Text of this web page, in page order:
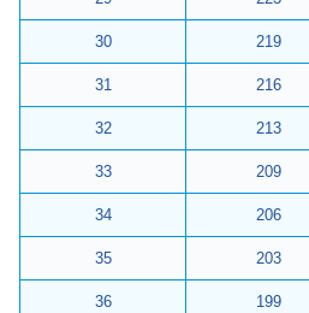
30 219
31 216
32 213
33 209
34 206
35 203
36 199